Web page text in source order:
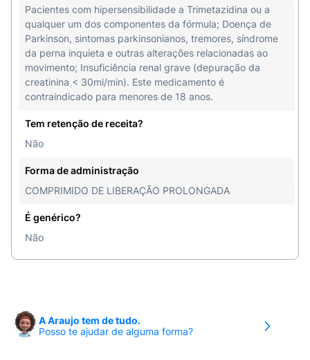
Pacientes com hipersensibilidade a Trimetazidina ou a
qualquer um dos componentes da fórmula; Doença de
Parkinson, sintomas parkinsonianos, tremores, síndrome
da perna inquieta e outras alterações relacionadas ao
movimento; Insuficiência renal grave (depuração da
creatinina < 30ml/min). Este medicamento é
contraindicado para menores de 18 anos.
Tem retenção de receita?
Não
Forma de administração
COMPRIMIDO DE LIBERAÇÃO PROLONGADA
É genérico?
Não
A Araujo tem de tudo.
Posso te ajudar de alguma forma?